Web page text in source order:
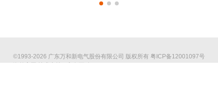
©1993-2026 广东万和新电气股份有限公司 版权所有 粤ICP备12001097号